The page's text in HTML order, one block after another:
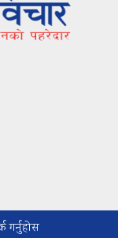
गर्नुहोस